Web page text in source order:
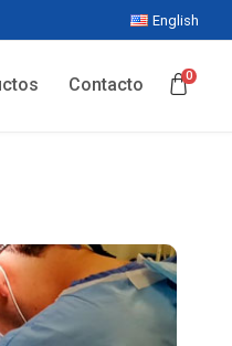
English
Contacto 0